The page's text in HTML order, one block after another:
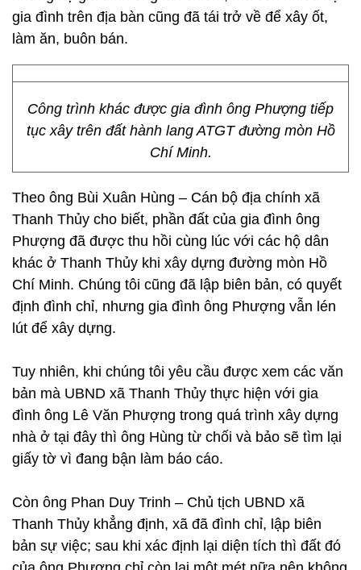
gia đình trên địa bàn cũng đã tái trở về để xây ốt,
làm ăn, buôn bán.
Công trình khác được gia đình ông Phượng tiếp
tục xây trên đất hành lang ATGT đường mòn Hồ
Chí Minh.
Theo ông Bùi Xuân Hùng – Cán bộ địa chính xã
Thanh Thủy cho biết, phần đất của gia đình ông
Phượng đã được thu hồi cùng lúc với các hộ dân
khác ở Thanh Thủy khi xây dựng đường mòn Hồ
Chí Minh. Chúng tôi cũng đã lập biên bản, có quyết
định đình chỉ, nhưng gia đình ông Phượng vẫn lén
lút để xây dựng.
Tuy nhiên, khi chúng tôi yêu cầu được xem các văn
bản mà UBND xã Thanh Thủy thực hiện với gia
đình ông Lê Văn Phượng trong quá trình xây dựng
nhà ở tại đây thì ông Hùng từ chối và bảo sẽ tìm lại
giấy tờ vì đang bận làm báo cáo.
Còn ông Phan Duy Trinh – Chủ tịch UBND xã
Thanh Thủy khẳng định, xã đã đình chỉ, lập biên
bản sự việc; sau khi xác định lại diện tích thì đất đó